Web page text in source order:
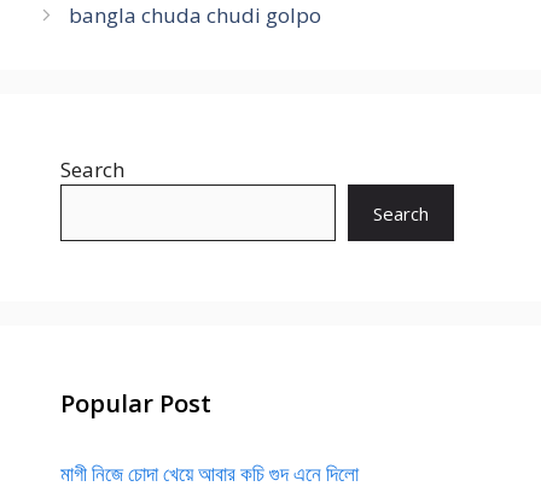
bangla chuda chudi golpo
Search
Search
Popular Post
মাগী নিজে চোদা খেয়ে আবার কচি গুদ এনে দিলো